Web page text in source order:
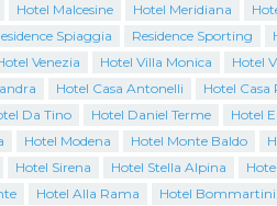
Hotel Malcesine Hotel Meridiana
Spiaggia Residence Sporting
Venezia Hotel Villa Monica Hotel
Hotel Casa Antonelli Hotel Casa
Da Tino Hotel Daniel Terme Hotel
Hotel Modena Hotel Monte Baldo
Hotel Sirena Hotel Stella Alpina
Hotel Alla Rama Hotel Bommartini